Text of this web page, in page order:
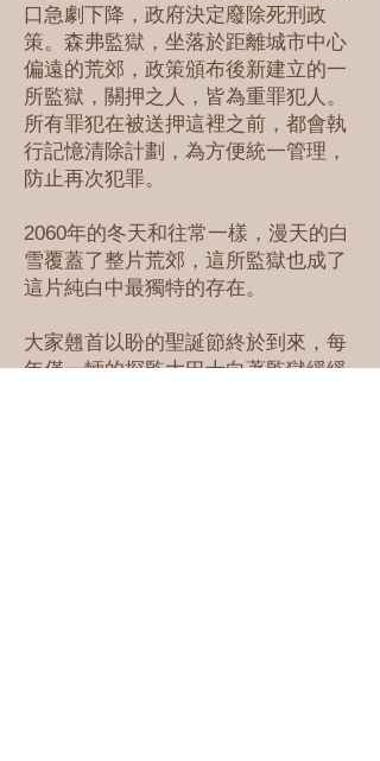
口急劇下降，政府決定廢除死刑政
策。森弗監獄，坐落於距離城市中心
偏遠的荒郊，政策頒布後新建立的一
所監獄，關押之人，皆為重罪犯人。
所有罪犯在被送押這裡之前，都會執
行記憶清除計劃，為方便統一管理，
防止再次犯罪。
2060年的冬天和往常一樣，漫天的白
雪覆蓋了整片荒郊，這所監獄也成了
這片純白中最獨特的存在。
大家翹首以盼的聖誕節終於到來，每
年僅一輛的探監大巴士向著監獄緩緩